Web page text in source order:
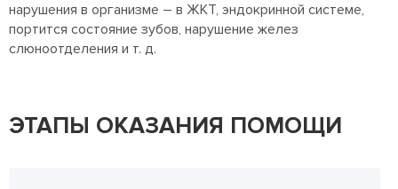
нарушения в организме – в ЖКТ, эндокринной системе,
портится состояние зубов, нарушение желез
слюноотделения и т. д.
ЭТАПЫ ОКАЗАНИЯ ПОМОЩИ